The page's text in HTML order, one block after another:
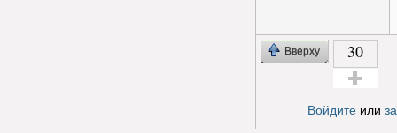
Вверху 30
Войдитеили